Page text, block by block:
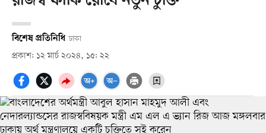
বিশেষ প্রতিনিধি ঢাকা
প্রকাশ: ১২ মার্চ ২০২৪, ১৫: ২২